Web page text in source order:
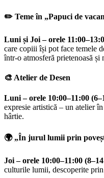
✏️ Teme în „Papuci de
Luni și Joi – orele
care copiii își pot face temele
într-o atmosferă prietenoasă și
🎨 Atelier de Desen
Luni – orele 10:00–11:00
expresie artistică – un atelier
hârtie.
🌍 „În jurul lumii prin
Joi – orele 10:00–11:00
culturile lumii, descoperite